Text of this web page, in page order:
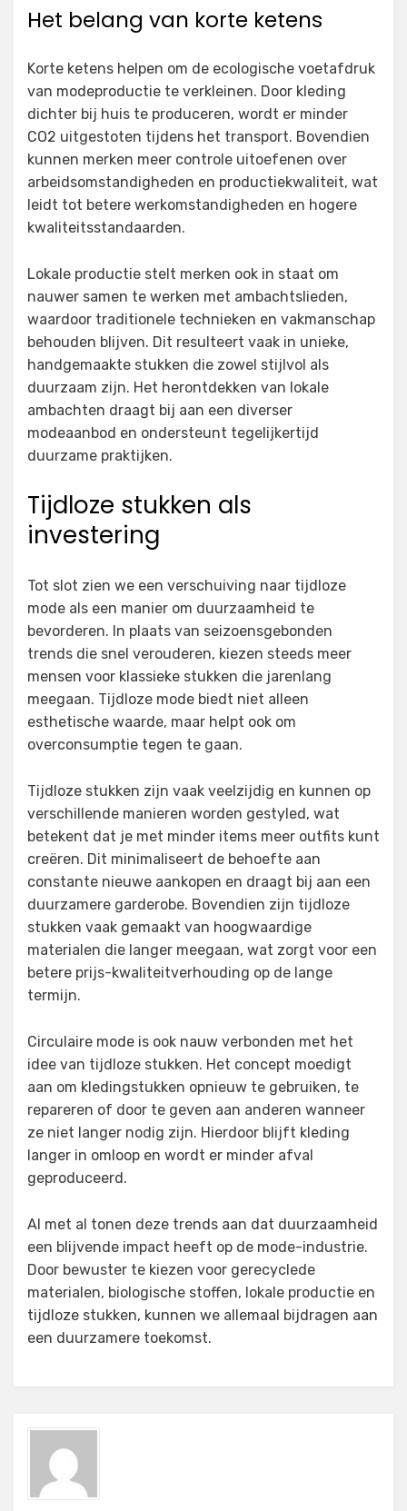
Het belang van korte ketens
Korte ketens helpen om de ecologische voetafdruk
van modeproductie te verkleinen. Door kleding
dichter bij huis te produceren, wordt er minder
CO2 uitgestoten tijdens het transport. Bovendien
kunnen merken meer controle uitoefenen over
arbeidsomstandigheden en productiekwaliteit, wat
leidt tot betere werkomstandigheden en hogere
kwaliteitsstandaarden.
Lokale productie stelt merken ook in staat om
nauwer samen te werken met ambachtslieden,
waardoor traditionele technieken en vakmanschap
behouden blijven. Dit resulteert vaak in unieke,
handgemaakte stukken die zowel stijlvol als
duurzaam zijn. Het herontdekken van lokale
ambachten draagt bij aan een diverser
modeaanbod en ondersteunt tegelijkertijd
duurzame praktijken.
Tijdloze stukken als
investering
Tot slot zien we een verschuiving naar tijdloze
mode als een manier om duurzaamheid te
bevorderen. In plaats van seizoensgebonden
trends die snel verouderen, kiezen steeds meer
mensen voor klassieke stukken die jarenlang
meegaan. Tijdloze mode biedt niet alleen
esthetische waarde, maar helpt ook om
overconsumptie tegen te gaan.
Tijdloze stukken zijn vaak veelzijdig en kunnen op
verschillende manieren worden gestyled, wat
betekent dat je met minder items meer outfits kunt
creëren. Dit minimaliseert de behoefte aan
constante nieuwe aankopen en draagt bij aan een
duurzamere garderobe. Bovendien zijn tijdloze
stukken vaak gemaakt van hoogwaardige
materialen die langer meegaan, wat zorgt voor een
betere prijs-kwaliteitverhouding op de lange
termijn.
Circulaire mode is ook nauw verbonden met het
idee van tijdloze stukken. Het concept moedigt
aan om kledingstukken opnieuw te gebruiken, te
repareren of door te geven aan anderen wanneer
ze niet langer nodig zijn. Hierdoor blijft kleding
langer in omloop en wordt er minder afval
geproduceerd.
Al met al tonen deze trends aan dat duurzaamheid
een blijvende impact heeft op de mode-industrie.
Door bewuster te kiezen voor gerecyclede
materialen, biologische stoffen, lokale productie en
tijdloze stukken, kunnen we allemaal bijdragen aan
een duurzamere toekomst.